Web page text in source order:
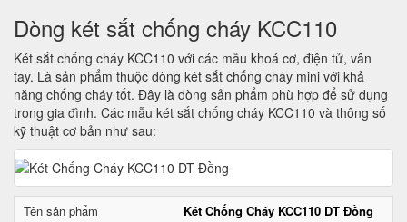
Dòng két sắt chống cháy KCC110
Két sắt chống cháy KCC110 với các mẫu khoá cơ, điện tử, vân
tay. Là sản phẩm thuộc dòng két sắt chống cháy mini với khả
năng chống cháy tốt. Đây là dòng sản phẩm phù hợp để sử dụng
trong gia đình. Các mẫu két sắt chống cháy KCC110 và thông số
kỹ thuật cơ bản như sau:
Tên sản phẩm Két Chống Cháy KCC110 DT Đồng